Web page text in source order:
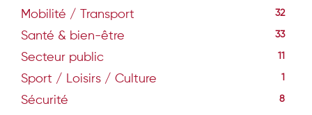
Mobilité / Transport 32
Santé & bien-être 33
Secteur public 11
Sport / Loisirs / Culture 1
Sécurité 8